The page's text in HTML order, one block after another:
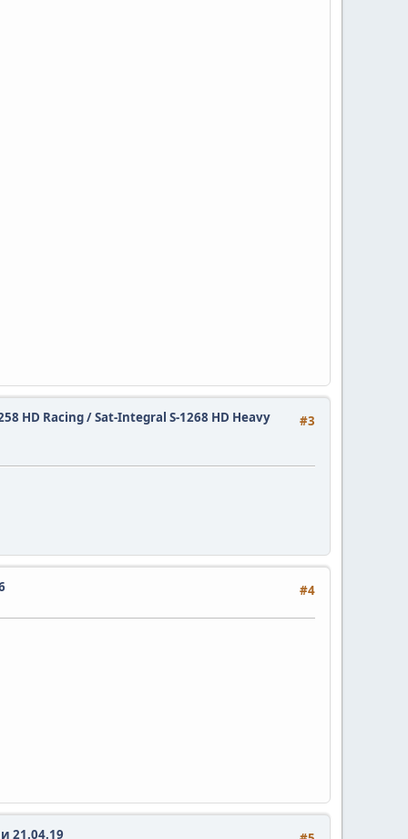
#3
HD Racing / Sat-Integral S-1268 HD Heavy
#4
21.04.19